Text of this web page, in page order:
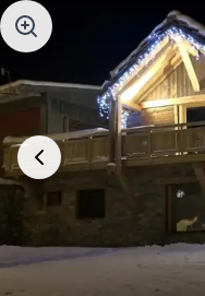
Aller au contenu principal